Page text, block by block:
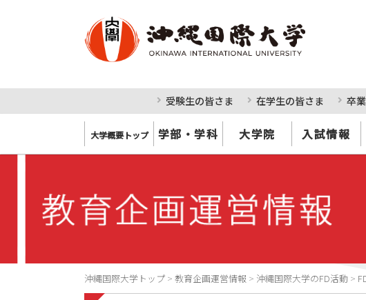
受験生の皆さま 在学生の皆さま 卒
大学概要トップ 学部・学科 大学院 入試情報
沖縄国際大学トップ > 教育企画運営情報 > 沖縄国際大学のFD活動 >